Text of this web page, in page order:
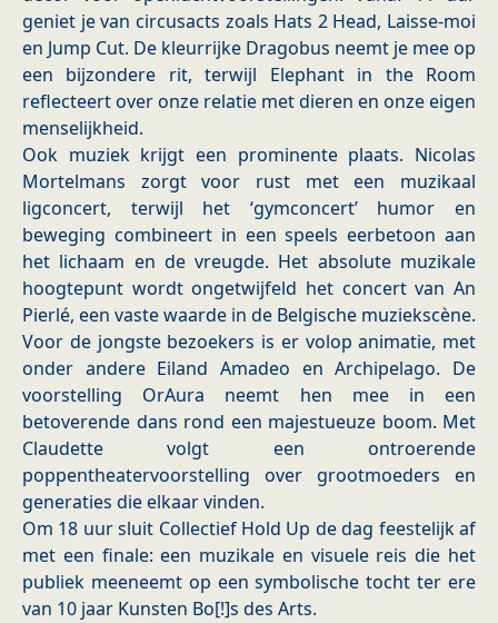
geniet je van circusacts zoals Hats 2 Head, Laisse-moi
en Jump Cut. De kleurrijke Dragobus neemt je mee op
een bijzondere rit, terwijl Elephant in the Room
reflecteert over onze relatie met dieren en onze eigen
menselijkheid.
Ook muziek krijgt een prominente plaats. Nicolas
Mortelmans zorgt voor rust met een muzikaal
ligconcert, terwijl het ‘gymconcert’ humor en
beweging combineert in een speels eerbetoon aan
het lichaam en de vreugde. Het absolute muzikale
hoogtepunt wordt ongetwijfeld het concert van An
Pierlé, een vaste waarde in de Belgische muziekscène.
Voor de jongste bezoekers is er volop animatie, met
onder andere Eiland Amadeo en Archipelago. De
voorstelling OrAura neemt hen mee in een
betoverende dans rond een majestueuze boom. Met
Claudette volgt een ontroerende
poppentheatervoorstelling over grootmoeders en
generaties die elkaar vinden.
Om 18 uur sluit Collectief Hold Up de dag feestelijk af
met een finale: een muzikale en visuele reis die het
publiek meeneemt op een symbolische tocht ter ere
van 10 jaar Kunsten Bo[!]s des Arts.